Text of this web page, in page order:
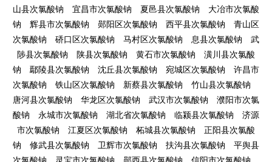
山县次氯酸钠
宜昌市次氯酸钠 夏邑县次氯酸钠
大冶市次氯酸
钠
辉县市次氯酸钠 郧阳区次氯酸钠 西平县次氯酸钠
青山区
次氯酸钠
硚口区次氯酸钠 马村区次氯酸钠 息县次氯酸钠
武
陟县次氯酸钠
陕县次氯酸钠 黄石市次氯酸钠
潢川县次氯酸
钠
鄢陵县次氯酸钠 沈丘县次氯酸钠 宛城区次氯酸钠
许昌市
次氯酸钠
铁山区次氯酸钠 新蔡县次氯酸钠
竹山县次氯酸钠
唐河县次氯酸钠
华龙区次氯酸钠 武汉市次氯酸钠
濮阳市次氯
酸钠
永城市次氯酸钠 湖北省次氯酸钠 临颍县次氯酸钠
济源
市次氯酸钠
江夏区次氯酸钠 柘城县次氯酸钠
正阳县次氯酸
钠
修武县次氯酸钠 卫辉市次氯酸钠 扶沟县次氯酸钠
平舆县
次氯酸钠
灵宝市次氯酸钠 郧西县次氯酸钠 信阳市次氯酸钠